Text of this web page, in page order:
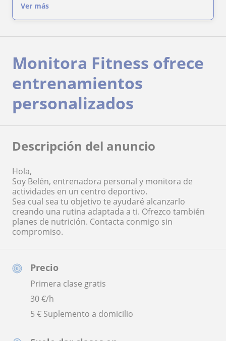
Ver más
Precio
Primera clase gratis
30€/h
5 € Suplemento a domicilio
Monitora Fitness ofrece
entrenamientos
personalizados
Descripción del anuncio
Hola,
Soy Belén, entrenadora personal y monitora de
actividades en un centro deportivo.
Sea cual sea tu objetivo te ayudaré alcanzarlo
creando una rutina adaptada a ti. Ofrezco también
planes de nutrición. Contacta conmigo sin
compromiso.